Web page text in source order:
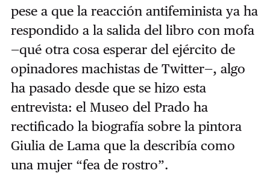
pese a que la reacción antifeminista ya ha
respondido a la salida del libro con mofa
—qué otra cosa esperar del ejército de
opinadores machistas de Twitter—, algo
ha pasado desde que se hizo esta
entrevista: el Museo del Prado ha
rectificado la biografía sobre la pintora
Giulia de Lama que la describía como
una mujer “fea de rostro”.